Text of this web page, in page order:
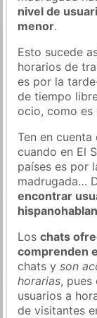
nivel de
menor.
Esto sucede
horarios de
es por la
de tiempo
ocio, como es
Ten en
cuando en El
países es por
madrugada…
encontrar
Loschats
comprenden
chats yson
horarias, pues
usuarios a
de visitantes